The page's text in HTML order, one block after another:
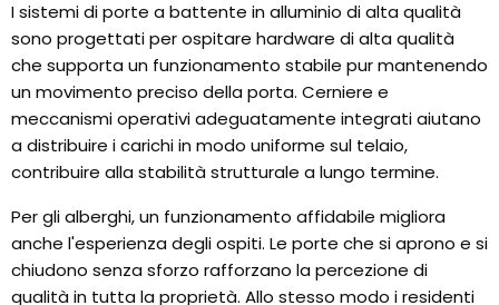
I sistemi di porte a battente in alluminio di alta qualità
sono progettati per ospitare hardware di alta qualità
che supporta un funzionamento stabile pur mantenendo
un movimento preciso della porta. Cerniere e
meccanismi operativi adeguatamente integrati aiutano
a distribuire i carichi in modo uniforme sul telaio,
contribuire alla stabilità strutturale a lungo termine.
Per gli alberghi, un funzionamento affidabile migliora
anche l'esperienza degli ospiti. Le porte che si aprono e si
chiudono senza sforzo rafforzano la percezione di
qualità in tutta la proprietà. Allo stesso modo i residenti